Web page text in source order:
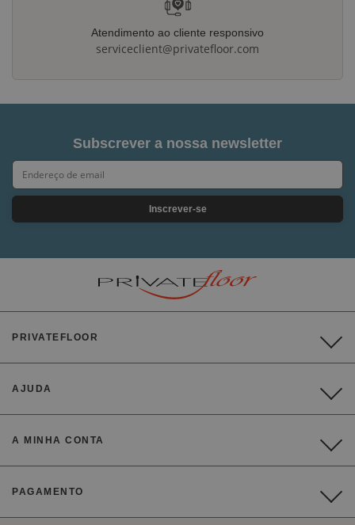
Atendimento ao cliente responsivo
serviceclient@privatefloor.com
Subscrever a nossa newsletter
Inscrever-se
PRIVATEFLOOR
AJUDA
A MINHA CONTA
PAGAMENTO